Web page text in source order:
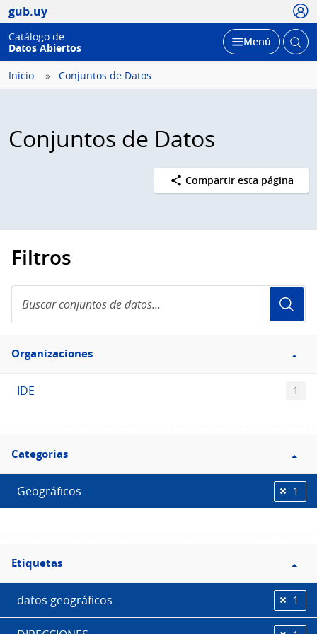
gub.uy
Catálogo de
Datos Abiertos
Desplegar
Menú Abrir
Inicio Conjuntos de Datos
Conjuntos de Datos
Compartir esta página
Filtros
conjuntos
de
Filtro
Organizaciones
Organizaciones
IDE 1
Filtro
Categorias
Categorias
Geográficos 1
Filtro
Etiquetas
Etiquetas
datos geográficos 1